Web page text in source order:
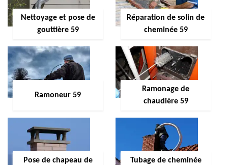
Nettoyage et pose de
gouttière 59
Réparation de solin de
cheminée 59
Ramoneur 59
Ramonage de
chaudière 59
Pose de chapeau de
Tubage de cheminée